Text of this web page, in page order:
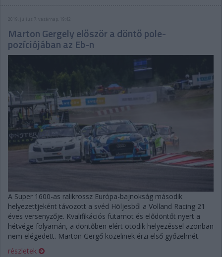
2019. július 7. vasárnap, 19:42
Marton Gergely először a döntő pole-
pozíciójában az Eb-n
A Super 1600-as ralikrossz Európa-bajnokság második
helyezettjeként távozott a svéd Höljesből a Volland Racing 21
éves versenyzője. Kvalifikációs futamot és elődöntőt nyert a
hétvége folyamán, a döntőben elért ötödik helyezéssel azonban
nem elégedett. Marton Gergő közelinek érzi első győzelmét.
részletek